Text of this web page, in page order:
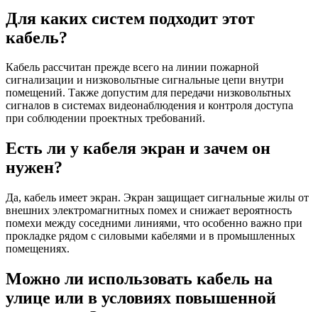
Для каких систем подходит этот
кабель?
Кабель рассчитан прежде всего на линии пожарной
сигнализации и низковольтные сигнальные цепи внутри
помещений. Также допустим для передачи низковольтных
сигналов в системах видеонаблюдения и контроля доступа
при соблюдении проектных требований.
Есть ли у кабеля экран и зачем он
нужен?
Да, кабель имеет экран. Экран защищает сигнальные жилы от
внешних электромагнитных помех и снижает вероятность
помехи между соседними линиями, что особенно важно при
прокладке рядом с силовыми кабелями и в промышленных
помещениях.
Можно ли использовать кабель на
улице или в условиях повышенной